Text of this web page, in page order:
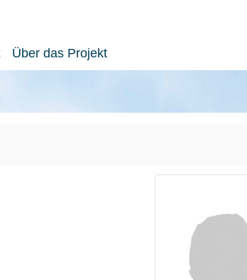
Über das Projekt